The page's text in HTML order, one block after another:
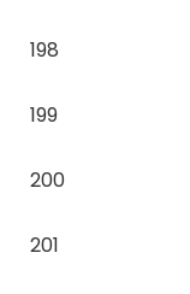
198
199
200
201